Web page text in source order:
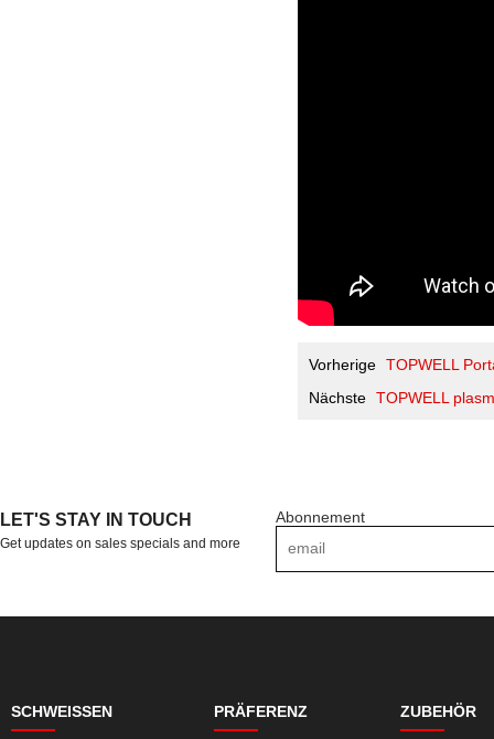
Vorherige TOPWELL
Nächste TOPWELL
LET'S STAY IN TOUCH
Get updates on sales specials and more
Abonnement
SCHWEISSEN PRÄFERENZ ZUBEHÖR